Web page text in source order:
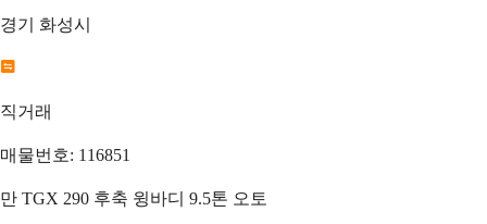
경기 화성시
직거래
매물번호: 116851
만 TGX 290 후축 윙바디 9.5톤 오토